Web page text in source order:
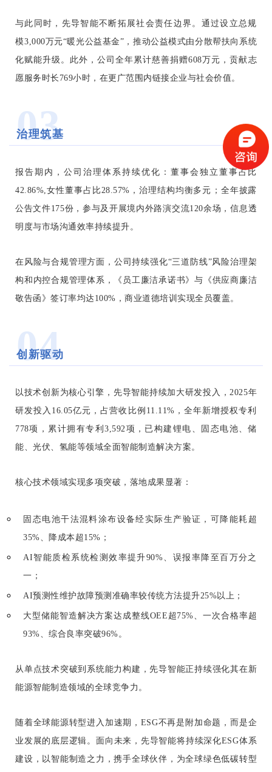
与此同时，先导智能不断拓展社会责任边界。通过设立总规
模3,000万元“暖光公益基金”，推动公益模式由分散帮扶向系统
化赋能升级。此外，公司全年累计慈善捐赠608万元，贡献志
愿服务时长769小时，在更广范围内链接企业与社会价值。
03
治理筑基
报告期内，公司治理体系持续优化：董事会独立董事占比
42.86%,女性董事占比28.57%，治理结构均衡多元；全年披露
公告文件175份，参与及开展境内外路演交流120余场，信息透
明度与市场沟通效率持续提升。
在风险与合规管理方面，公司持续强化“三道防线”风险治理架
构和内控合规管理体系，《员工廉洁承诺书》与《供应商廉洁
敬告函》签订率均达100%，商业道德培训实现全员覆盖。
04
创新驱动
以技术创新为核心引擎，先导智能持续加大研发投入，2025年
研发投入16.05亿元，占营收比例11.11%，全年新增授权专利
778项，累计拥有专利3,592项，已构建锂电、固态电池、储
能、光伏、氢能等领域全面智能制造解决方案。
核心技术领域实现多项突破，落地成果显著：
固态电池干法混料涂布设备经实际生产验证，可降能耗超
35%、降成本超15%；
AI智能质检系统检测效率提升90%、误报率降至百万分之
一；
AI预测性维护故障预测准确率较传统方法提升25%以上；
大型储能智造解决方案达成整线OEE超75%、一次合格率超
93%、综合良率突破96%。
从单点技术突破到系统能力构建，先导智能正持续强化其在新
能源智能制造领域的全球竞争力。
随着全球能源转型进入加速期，ESG不再是附加命题，而是企
业发展的底层逻辑。面向未来，先导智能将持续深化ESG体系
建设，以智能制造之力，携手全球伙伴，为全球绿色低碳转型